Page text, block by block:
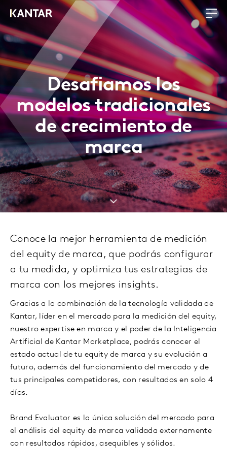
Desafiamos los
modelos tradicionales
de crecimiento de
marca
Conoce la mejor herramienta de medición
del equity de marca, que podrás configurar
a tu medida, y optimiza tus estrategias de
marca con los mejores insights.
Gracias a la combinación de la tecnología validada de
Kantar, líder en el mercado para la medición del equity,
nuestro expertise en marca y el poder de la Inteligencia
Artificial de Kantar Marketplace, podrás conocer el
estado actual de tu equity de marca y su evolución a
futuro, además del funcionamiento del mercado y de
tus principales competidores, con resultados en solo 4
días.
Brand Evaluator es la única solución del mercado para
el análisis del equity de marca validada externamente
con resultados rápidos, asequibles y sólidos.